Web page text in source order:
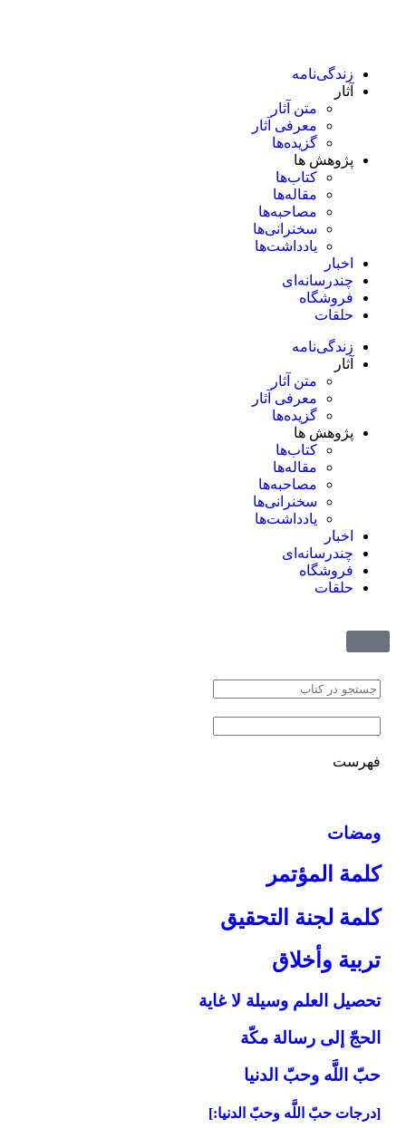
زندگی‌نامه
آثار
متن آثار
معرفی آثار
گزیده‌ها
پژوهش ها
کتاب‌ها
مقاله‌ها
مصاحبه‌ها
سخنرانی‌ها
یادداشت‌ها
اخبار
چندرسانه‌ای
فروشگاه
حلقات
زندگی‌نامه
آثار
متن آثار
معرفی آثار
گزیده‌ها
پژوهش ها
کتاب‌ها
مقاله‌ها
مصاحبه‌ها
سخنرانی‌ها
یادداشت‌ها
اخبار
چندرسانه‌ای
فروشگاه
حلقات
فهرست
ومضات
كلمة المؤتمر
كلمة لجنة التحقيق
تربية وأخلاق‏
تحصيل العلم وسيلة لا غاية
الحجّ إلى رسالة مكّة
حبّ اللَّه وحبّ الدنيا
[درجات حبّ اللَّه وحبّ الدنيا:]